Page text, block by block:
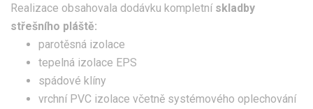
Realizace obsahovala dodávku kompletní skladby
střešního pláště:
parotěsná izolace
tepelná izolace EPS
spádové klíny
vrchní PVC izolace včetně systémového oplechování